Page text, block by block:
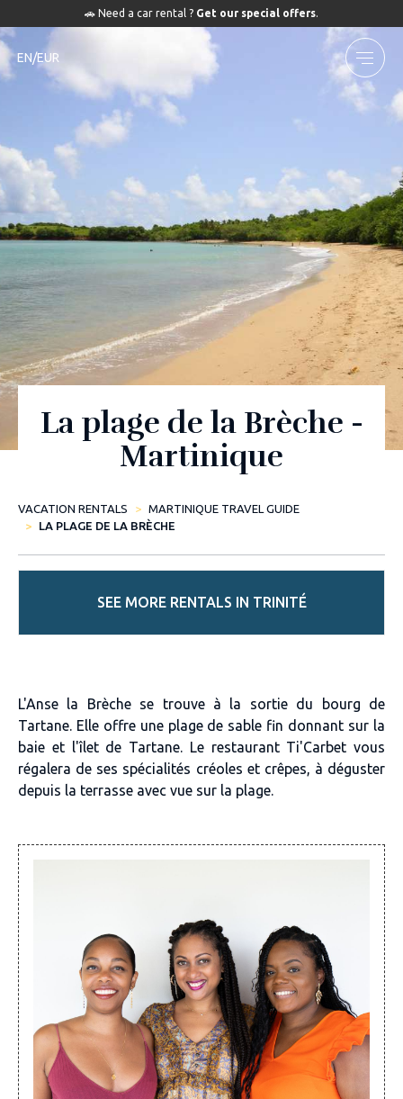
🚗 Need a car rental ? Get our special offers.
EN/EUR
La plage de la Brèche -
Martinique
VACATION RENTALS
MARTINIQUE TRAVEL GUIDE
LA PLAGE DE LA BRÈCHE
SEE MORE RENTALS IN TRINITÉ
L'Anse la Brèche se trouve à la sortie du bourg de
Tartane. Elle offre une plage de sable fin donnant sur la
baie et l'îlet de Tartane. Le restaurant Ti'Carbet vous
régalera de ses spécialités créoles et crêpes, à déguster
depuis la terrasse avec vue sur la plage.